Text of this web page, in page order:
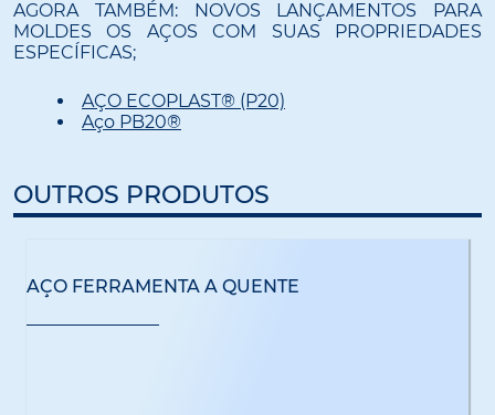
AGORA TAMBÉM: NOVOS LANÇAMENTOS PARA
MOLDES OS AÇOS COM SUAS PROPRIEDADES
ESPECÍFICAS;
AÇO ECOPLAST® (P20)
Aço PB20®
OUTROS PRODUTOS
AÇO FERRAMENTA A QUENTE